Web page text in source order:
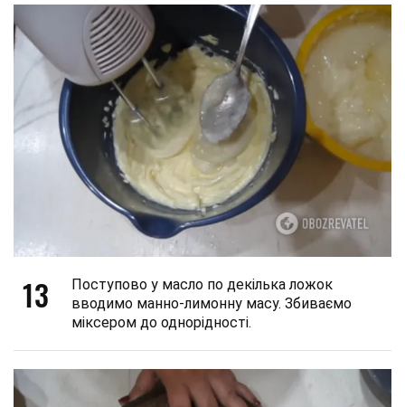
13
Поступово у масло по декілька ложок
вводимо манно-лимонну масу. Збиваємо
міксером до однорідності.